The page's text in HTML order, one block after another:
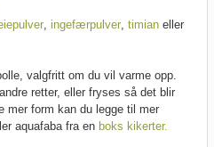
, ingefærpulver, timian eller
valgfritt om du vil varme opp.
retter, eller fryses så det blir
mer form kan du legge til mer
aquafaba fra en boks kikerter.